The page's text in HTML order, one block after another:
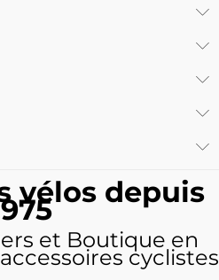
vélos depuis
et Boutique en
cyclistes